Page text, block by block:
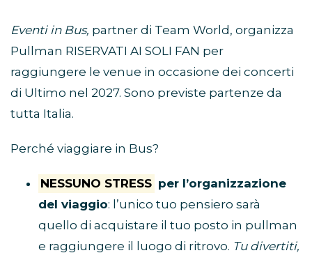
Eventi in Bus, partner di Team World, organizza
Pullman RISERVATI AI SOLI FAN per
raggiungere le venue in occasione dei concerti
di Ultimo nel 2027. Sono previste partenze da
tutta Italia.
Perché viaggiare in Bus?
NESSUNO STRESS per l’organizzazione
del viaggio: l’unico tuo pensiero sarà
quello di acquistare il tuo posto in pullman
e raggiungere il luogo di ritrovo. Tu divertiti,